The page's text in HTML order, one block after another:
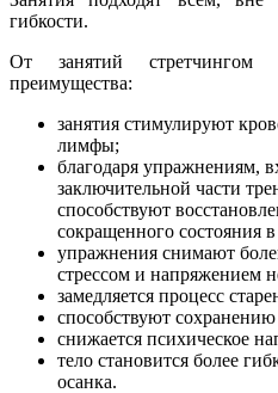
гибкости.
От занятий
преимущества:
занятия стимулируют
лимфы;
благодаря упражнениям,
заключительной части
способствуют
сокращенного состояния
упражнения снимают
стрессом и напряжением
замедляется процесс
способствуют
снижается психическое
тело становится более
осанка.